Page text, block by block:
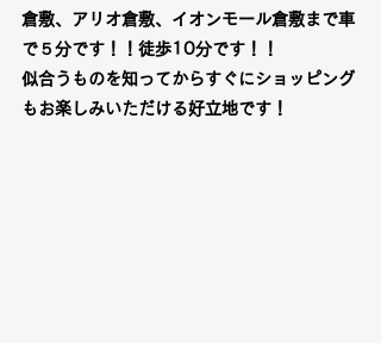
倉敷、アリオ倉敷、イオンモール倉敷まで車
で５分です！！徒歩10分です！！
似合うものを知ってからすぐにショッピング
もお楽しみいただける好立地です！